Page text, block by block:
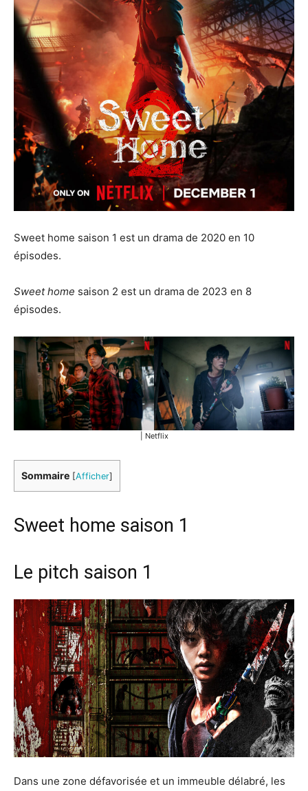
Sweet home saison 1 est un drama de 2020 en 10
épisodes.
Sweet home saison 2 est un drama de 2023 en 8
épisodes.
| Netflix
Sommaire [Afficher]
Sweet home saison 1
Le pitch saison 1
Dans une zone défavorisée et un immeuble délabré, les